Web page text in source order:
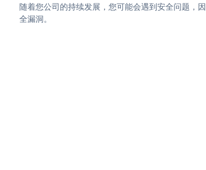
随着您公司的持续发展，您可能会遇到安全问题，
全漏洞。